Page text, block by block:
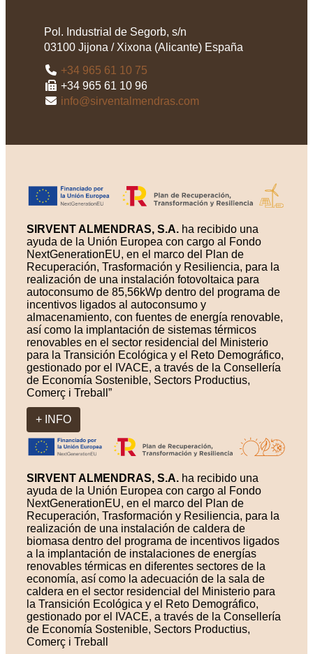
Pol. Industrial de Segorb, s/n
03100 Jijona / Xixona (Alicante) España
+34 965 61 10 75
+34 965 61 10 96
info@sirventalmendras.com
SIRVENT ALMENDRAS, S.A. ha recibido una
ayuda de la Unión Europea con cargo al Fondo
NextGenerationEU, en el marco del Plan de
Recuperación, Trasformación y Resiliencia, para la
realización de una instalación fotovoltaica para
autoconsumo de 85,56kWp dentro del programa de
incentivos ligados al autoconsumo y
almacenamiento, con fuentes de energía renovable,
así como la implantación de sistemas térmicos
renovables en el sector residencial del Ministerio
para la Transición Ecológica y el Reto Demográfico,
gestionado por el IVACE, a través de la Consellería
de Economía Sostenible, Sectors Productius,
Comerç i Treball”
+ INFO
SIRVENT ALMENDRAS, S.A. ha recibido una
ayuda de la Unión Europea con cargo al Fondo
NextGenerationEU, en el marco del Plan de
Recuperación, Trasformación y Resiliencia, para la
realización de una instalación de caldera de
biomasa dentro del programa de incentivos ligados
a la implantación de instalaciones de energías
renovables térmicas en diferentes sectores de la
economía, así como la adecuación de la sala de
caldera en el sector residencial del Ministerio para
la Transición Ecológica y el Reto Demográfico,
gestionado por el IVACE, a través de la Consellería
de Economía Sostenible, Sectors Productius,
Comerç i Treball